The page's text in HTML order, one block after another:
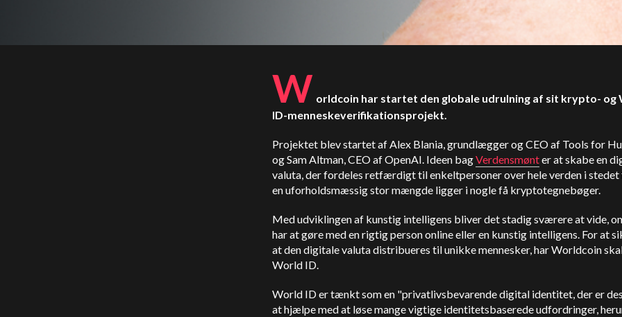
W orldcoin har startet den globale udrulning af sit krypto- og
ID-menneskeverifikationsprojekt.
Projektet blev startet af Alex Blania, grundlægger og CEO af Tools for
og Sam Altman, CEO af OpenAI. Ideen bagVerdensmønter at skabe en
valuta, der fordeles retfærdigt til enkeltpersoner over hele verden i stedet
en uforholdsmæssig stor mængde ligger i nogle få kryptotegnebøger.
Med udviklingen af kunstig intelligens bliver det stadig sværere at vide,
har at gøre med en rigtig person online eller en kunstig intelligens. For at
at den digitale valuta distribueres til unikke mennesker, har Worldcoin
World ID.
World ID er tænkt som en "privatlivsbevarende digital identitet, der er
at hjælpe med at løse mange vigtige identitetsbaserede udfordringer,